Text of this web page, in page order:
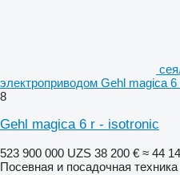
электроприводом Gehl magica 6
8
Gehl magica 6 r - isotronic
523 900 000 UZS 38 200 € ≈ 44
Посевная и посадочная